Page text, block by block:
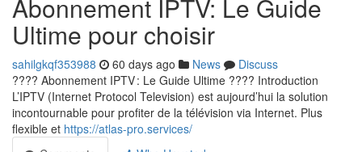
Abonnement IPTV: Le Guide
Ultime pour choisir
sahilgkqf353988 60 days ago News
Discuss
???? Abonnement IPTV : Le Guide Ultime ???? Introduction
L’IPTV (Internet Protocol Television) est aujourd’hui la solution
incontournable pour profiter de la télévision via Internet. Plus
flexible et https://atlas-pro.services/